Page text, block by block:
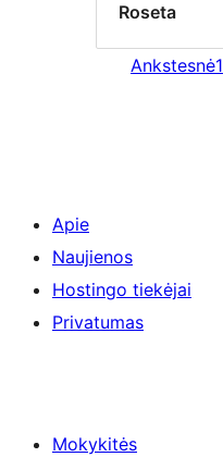
Roseta
Ankstesnė1
Apie
Naujienos
Hostingo tiekėjai
Privatumas
Mokykitės